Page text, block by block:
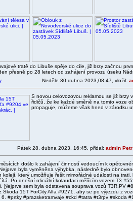
tratě do Libuše spěje do cíle, již brzy začnou
přesně po 28 letech od zahájení provozu úseku
Neděle 30.dubna 2023,08:47, vložil:
S novou celovozovou reklamou se již brzy
řidičů, že ke každé směně na tomto voze
propaguje, můžeme však hned v zárodku
Pátek 28. dubna 2023, 16:45, přidal: admin Petr
došlo k zahájení činností vedoucím k
byla vyměněna výhybka, následně bylo
kolejí, který umožňuje řešit mimořádné události na
Po dnešní oficiální kolaudaci měřícím vozem T3
Nejprve sem byla odstavena souprava vozů T3R.PV
Škoda 15T ForCity Alfa #9271, aby se po výjezdu z
#prtky #prazsketramvaje #ckd #tatra #t3rpv #skoda